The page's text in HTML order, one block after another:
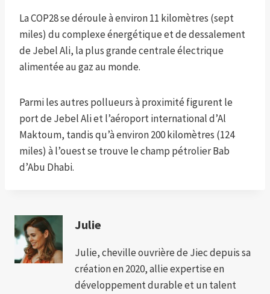
La COP28 se déroule à environ 11 kilomètres (sept
miles) du complexe énergétique et de dessalement
de Jebel Ali, la plus grande centrale électrique
alimentée au gaz au monde.
Parmi les autres pollueurs à proximité figurent le
port de Jebel Ali et l’aéroport international d’Al
Maktoum, tandis qu’à environ 200 kilomètres (124
miles) à l’ouest se trouve le champ pétrolier Bab
d’Abu Dhabi.
Julie
Julie, cheville ouvrière de Jiec depuis sa
création en 2020, allie expertise en
développement durable et un talent